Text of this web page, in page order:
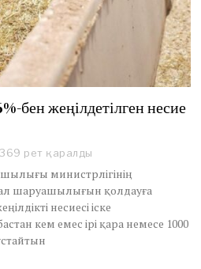
бен жеңілдетілген несие
369 рет қаралды
министрлігінің
шаруашылығын қолдауға
несиесі іске
кем емес ірі қара немесе 1000